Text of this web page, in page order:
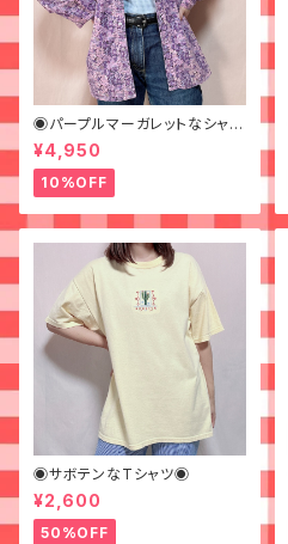
◉パープルマーガレットなシャツ
◉ 古着 花柄 紫
¥4,950
10%OFF
◉サボテンなTシャツ◉
¥2,600
50%OFF